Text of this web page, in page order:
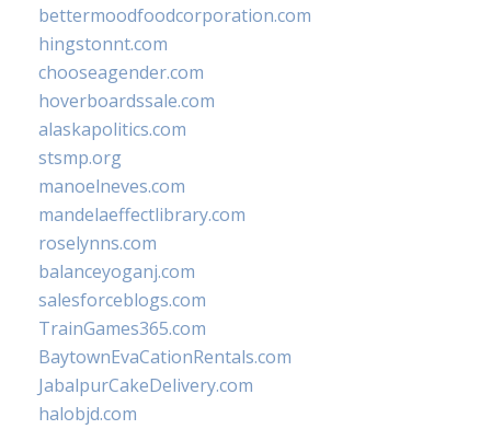
bettermoodfoodcorporation.com
hingstonnt.com
chooseagender.com
hoverboardssale.com
alaskapolitics.com
stsmp.org
manoelneves.com
mandelaeffectlibrary.com
roselynns.com
balanceyoganj.com
salesforceblogs.com
TrainGames365.com
BaytownEvaCationRentals.com
JabalpurCakeDelivery.com
halobjd.com